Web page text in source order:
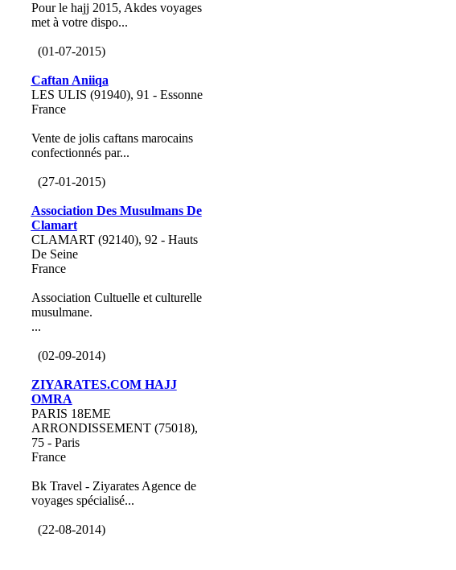
Pour le hajj 2015, Akdes voyages
met à votre dispo...
(01-07-2015)
Caftan Aniiqa
LES ULIS (91940), 91 - Essonne
France
Vente de jolis caftans marocains
confectionnés par...
(27-01-2015)
Association Des Musulmans De
Clamart
CLAMART (92140), 92 - Hauts
De Seine
France
Association Cultuelle et culturelle
musulmane.
...
(02-09-2014)
ZIYARATES.COM HAJJ
OMRA
PARIS 18EME
ARRONDISSEMENT (75018),
75 - Paris
France
Bk Travel - Ziyarates Agence de
voyages spécialisé...
(22-08-2014)